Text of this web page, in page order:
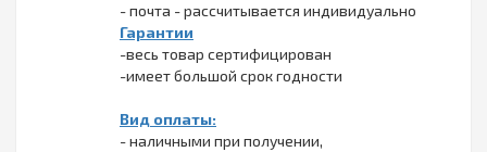
- почта - рассчитывается индивидуально
Гарантии
-весь товар сертифицирован
-имеет большой срок годности
Вид оплаты:
- наличными при получении,